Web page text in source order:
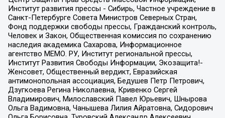
Институт развития прессы - Сибирь, Частное учреждение в
Санкт-Петербурге Совета Министров Северных Стран,
Фонд поддержки свободы прессы, Гражданский контроль,
Человек и Закон, Общественная комиссия по сохранению
наследия академика Сахарова, Информационное
агентство МЕМО. РУ, Институт региональной прессы,
Институт Развития Свободы Информации, Экозащита!-
Женсовет, Общественный вердикт, Евразийская
антимонопольная ассоциация, Бедушев Петр Петрович,
Дзугкоева Регина Николаевна, Кривенко Сергей
Владимирович, Милославский Павел Юрьевич, Шнырова
Ольга Вадимовна, Чанышева Лилия Айратовна, Сидорович